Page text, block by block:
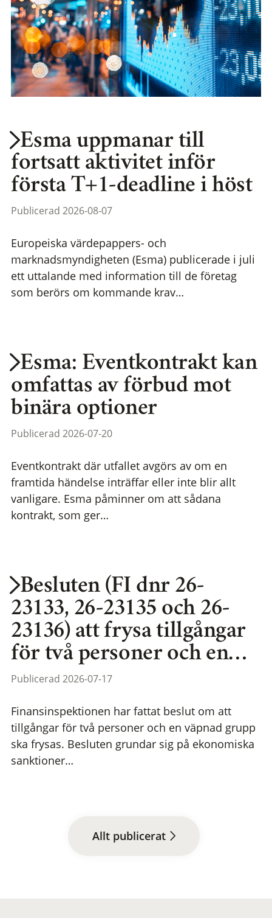
Esma uppmanar till
fortsatt aktivitet inför
första T+1-deadline i höst
Publicerad 2026-08-07
Europeiska värdepappers- och
marknadsmyndigheten (Esma) publicerade i juli
ett uttalande med information till de företag
som berörs om kommande krav…
Esma: Eventkontrakt kan
omfattas av förbud mot
binära optioner
Publicerad 2026-07-20
Eventkontrakt där utfallet avgörs av om en
framtida händelse inträffar eller inte blir allt
vanligare. Esma påminner om att sådana
kontrakt, som ger…
Besluten (FI dnr 26-
23133, 26-23135 och 26-
23136) att frysa tillgångar
för två personer och en…
Publicerad 2026-07-17
Finansinspektionen har fattat beslut om att
tillgångar för två personer och en väpnad grupp
ska frysas. Besluten grundar sig på ekonomiska
sanktioner…
Allt publicerat